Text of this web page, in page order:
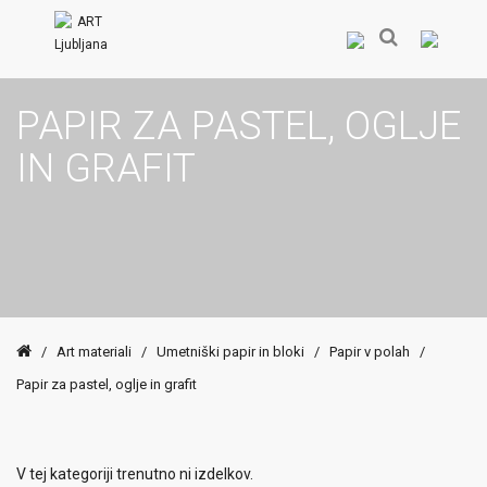
PAPIR ZA PASTEL, OGLJE
IN GRAFIT
/ Art materiali / Umetniški papir in bloki / Papir v polah
/
Papir za pastel, oglje in grafit
V tej kategoriji trenutno ni izdelkov.